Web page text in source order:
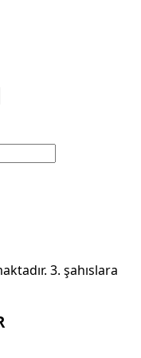
3. şahıslara